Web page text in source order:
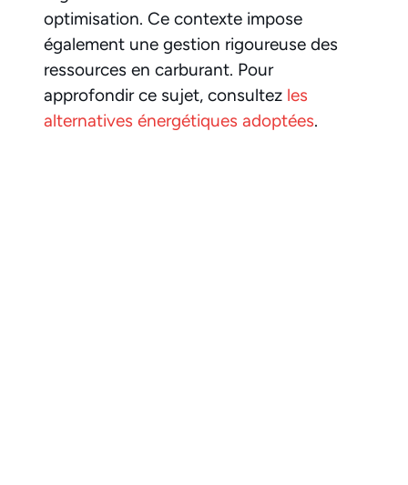
optimisation. Ce contexte impose
également une gestion rigoureuse des
ressources en carburant. Pour
approfondir ce sujet, consultez les
alternatives énergétiques adoptées.